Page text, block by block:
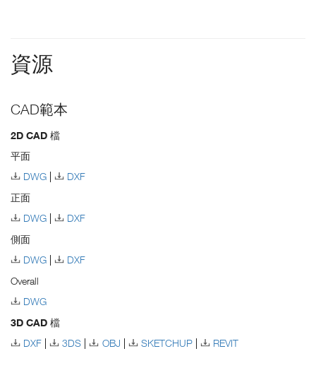
資源
CAD範本
2D CAD 檔
平面
DWG
DXF
正面
DWG
DXF
側面
DWG
DXF
Overall
DWG
3D CAD 檔
DXF
3DS OBJ SKETCHUP REVIT